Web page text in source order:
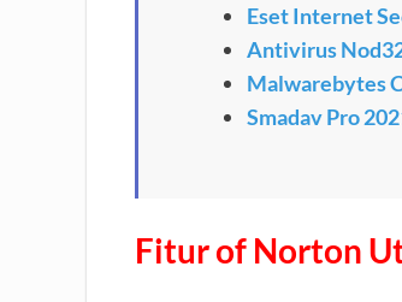
Eset Internet
Antivirus
Malwarebytes
Smadav Pro
Fitur of Norton